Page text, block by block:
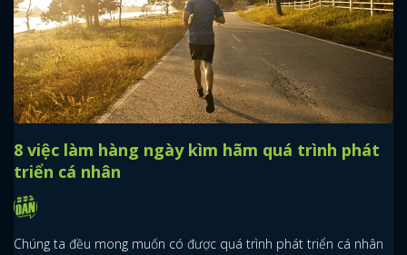
8 việc làm hàng ngày kìm hãm quá trình phát
triển cá nhân
Chúng ta đều mong muốn có được quá trình phát triển cá nhân